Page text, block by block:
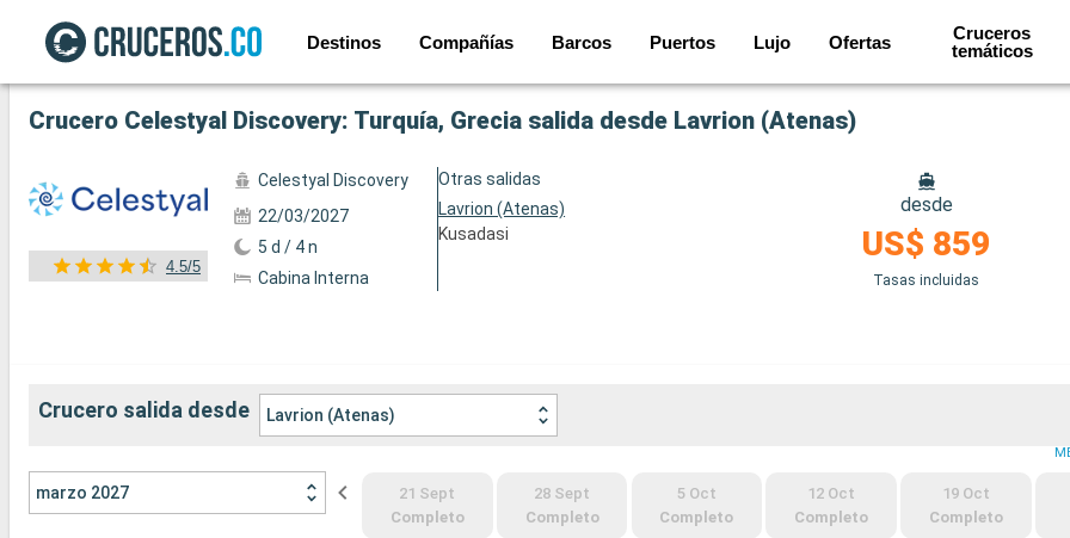
Destinos Compañías Barcos Puertos Lujo Ofertas
Cruceros
temáticos
Ver las 14 fotos siguientes
Crucero Celestyal Discovery: Turquía, Grecia salida desde Lavrion (Atenas)
4.5/5
Celestyal Discovery
22/03/2027
5 d / 4 n
Cabina Interna
Otras salidas
Lavrion (Atenas)
Kusadasi
desde
US$ 859
Tasas incluidas
Crucero salida desde Lavrion (Atenas)
marzo 2027
21 Sept
Completo
28 Sept
Completo
5 Oct
Completo
12 Oct
Completo
19 Oct
Completo